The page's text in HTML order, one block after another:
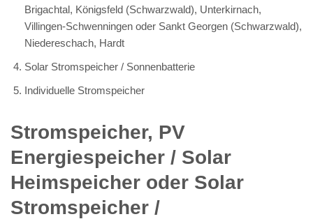
Brigachtal, Königsfeld (Schwarzwald), Unterkirnach,
Villingen-Schwenningen oder Sankt Georgen (Schwarzwald),
Niedereschach, Hardt
Solar Stromspeicher / Sonnenbatterie
Individuelle Stromspeicher
Stromspeicher, PV
Energiespeicher / Solar
Heimspeicher oder Solar
Stromspeicher /